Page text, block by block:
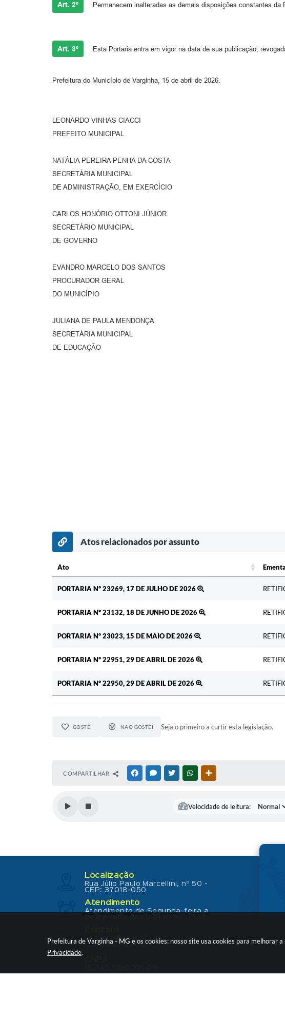
Prefeitura de Varginha - MG e os cookies: nosso site usa cookies para melhorar
Privacidade.
Art. 2º Permanecem inalteradas as demais disposições constantes da
Art. 3º Esta Portaria entra em vigor na data de sua publicação,
Prefeitura do Município de Varginha, 15 de abril de 2026.
LEONARDO VINHAS CIACCI
PREFEITO MUNICIPAL
NATÁLIA PEREIRA PENHA DA COSTA
SECRETÁRIA MUNICIPAL
DE ADMINISTRAÇÃO, EM EXERCÍCIO
CARLOS HONÓRIO OTTONI JÚNIOR
SECRETÁRIO MUNICIPAL
DE GOVERNO
EVANDRO MARCELO DOS SANTOS
PROCURADOR GERAL
DO MUNICÍPIO
JULIANA DE PAULA MENDONÇA
SECRETÁRIA MUNICIPAL
DE EDUCAÇÃO
Atos relacionados por assunto
Ato
PORTARIA Nº 23269, 17 DE JULHO DE 2026
PORTARIA Nº 23132, 18 DE JUNHO DE 2026
PORTARIA Nº 23023, 15 DE MAIO DE 2026
PORTARIA Nº 22951, 29 DE ABRIL DE 2026
PORTARIA Nº 22950, 29 DE ABRIL DE 2026
GOSTEI NÃO GOSTEI Seja o primeiro a curtir esta legislação.
COMPARTILHAR FACEBOOKMESSENGER
TWITTERWHATSAPP
Velocidade de leitura:
Localização
Rua Júlio Paulo Marcellini, nº 50 -
CEP: 37018-050
Atendimento
Atendimento de Segunda-feira a
contato@varginha.mg.gov.br
(35) 3690-2000